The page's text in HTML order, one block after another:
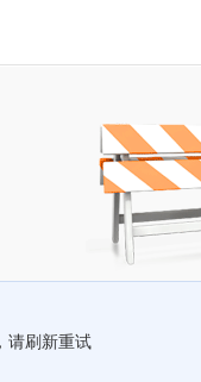
请刷新重试